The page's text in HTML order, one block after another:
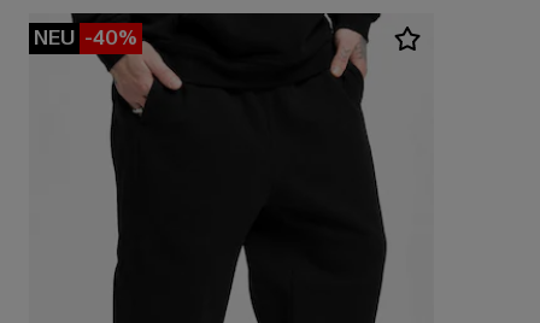
NEU -40%